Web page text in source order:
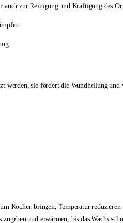
auch zur Reinigung und Kräftigung des
werden, sie fördert die Wundheilung
Kochen bringen, Temperatur
und erwärmen, bis das Wachs